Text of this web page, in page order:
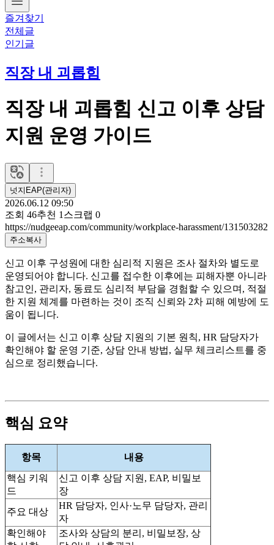
즐겨찾기
전체글
인기글
직장 내 괴롭힘
직장 내 괴롭힘 신고 이후 상담
지원 운영 가이드
넛지EAP(관리자)
2026.06.12 09:50
조회 46추천 1 스크랩 0
https://nudgeeap.com/community/workplace-harassment/131503282
주소복사
신고 이후 구성원에 대한 심리적 지원은 조사 절차와 별도로
운영되어야 합니다. 신고를 접수한 이후에는 피해자뿐 아니라
참고인, 관리자, 동료도 심리적 부담을 경험할 수 있으며, 적절
한 지원 체계를 마련하는 것이 조직 신뢰와 2차 피해 예방에 도
움이 됩니다.
이 글에서는 신고 이후 상담 지원의 기본 원칙, HR 담당자가
확인해야 할 운영 기준, 상담 안내 방법, 실무 체크리스트를 중
심으로 정리했습니다.
핵심 요약
항목
내용
핵심 키워
드
신고 이후 상담 지원, EAP, 비밀보
장
주요 대상
HR 담당자, 인사·노무 담당자, 관리
자
확인해야
조사와 상담의 분리, 비밀보장, 상